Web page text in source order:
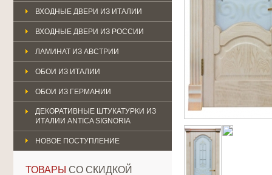
ВХОДНЫЕ ДВЕРИ ИЗ ИТАЛИИ
ВХОДНЫЕ ДВЕРИ ИЗ РОССИИ
ЛАМИНАТ ИЗ АВСТРИИ
ОБОИ ИЗ ИТАЛИИ
ОБОИ ИЗ ГЕРМАНИИ
ДЕКОРАТИВНЫЕ ШТУКАТУРКИ ИЗ
ИТАЛИИ ANTICA SIGNORIA
НОВОЕ ПОСТУПЛЕНИЕ
ТОВАРЫ СО СКИДКОЙ